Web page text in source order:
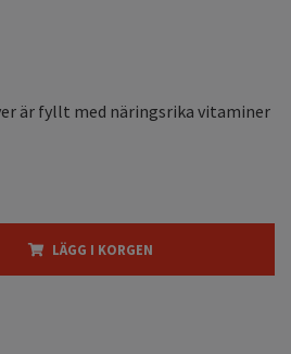
är fyllt med näringsrika vitaminer
LÄGG I KORGEN